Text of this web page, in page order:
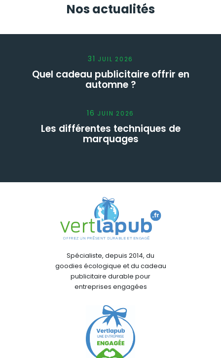
Nos actualités
31 JUIL 2026
Quel cadeau publicitaire offrir en
automne ?
16 JUIN 2026
Les différentes techniques de
marquages
Spécialiste, depuis 2014, du
goodies écologique et du cadeau
publicitaire durable pour
entreprises engagées